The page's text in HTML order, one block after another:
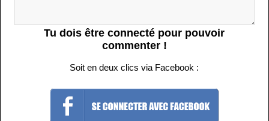
Tu dois être connecté pour pouvoir
commenter !
Soit en deux clics via Facebook :